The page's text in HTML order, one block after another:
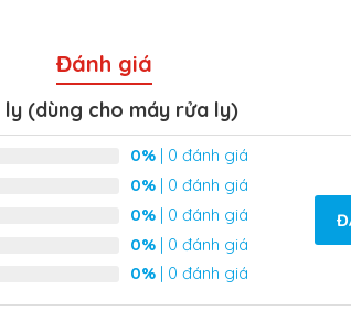
Đánh giá
ly (dùng cho máy rửa ly)
0% | 0 đánh giá
0% | 0 đánh giá
0% | 0 đánh giá
0% | 0 đánh giá
0% | 0 đánh giá